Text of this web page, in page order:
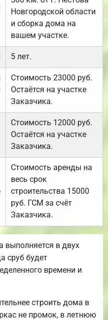
Новгородской области
и сборка дома на
вашем участке.
5 лет.
Стоимость 23000 руб.
Остаётся на участке
Заказчика.
Стоимость 12000 руб.
Остаётся на участке
Заказчика.
Стоимость аренды на
весь срок
строительства 15000
руб. ГСМ за счёт
Заказчика.
выполняется в двух
сруб будет
времени и
строить дома в
не промок, в летнюю